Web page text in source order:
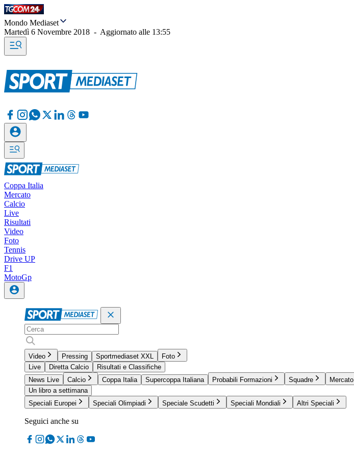
Mondo Mediaset
Martedì 6 Novembre 2018 - Aggiornato alle 13:55
Coppa Italia
Mercato
Calcio
Live
Risultati
Video
Foto
Tennis
Drive UP
F1
MotoGp
Video Pressing Sportmediaset XXL
Foto
Live
Diretta Calcio
Risultati e Classifiche
News Live
Calcio Coppa Italia Supercoppa Italiana Probabili Formazioni Squadre Mercato
Un libro a settimana
Speciali Europei
Speciali Olimpiadi Speciale Scudetti Speciali Mondiali Altri Speciali
Seguici anche su